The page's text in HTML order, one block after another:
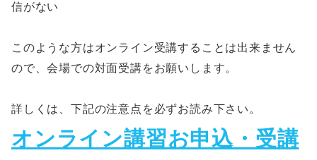
信がない
このような方はオンライン受講することは出来ません
ので、会場での対面受講をお願いします。
詳しくは、下記の注意点を必ずお読み下さい。
オンライン講習お申込・受講